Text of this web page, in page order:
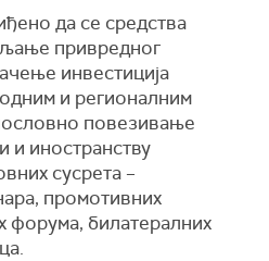
да се средства
привредног
инвестиција
и регионалним
повезивање
и иностранству
сусрета –
промотивних
форума, билатералних